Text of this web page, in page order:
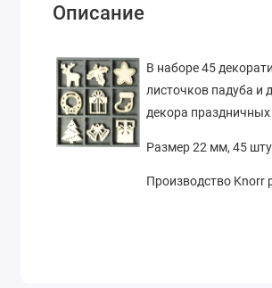
Описание
В наборе 45
листочков падуба и
декора
Размер 22 мм, 45
Производство Knorr